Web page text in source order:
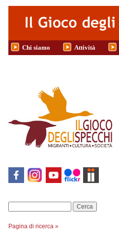
Salta al contenuto principale
Chi siamo Attività
Pagina di ricerca »